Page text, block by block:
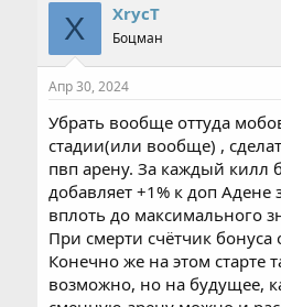
X XrycT
Боцман
Апр 30, 2024
Убрать вообще оттуда
стадии(или вообще) ,
пвп арену. За каждый килл
добавляет +1% к доп Адене
вплоть до максимального
При смерти счётчик бонуса
Конечно же на этом старте
возможно, но на будущее,